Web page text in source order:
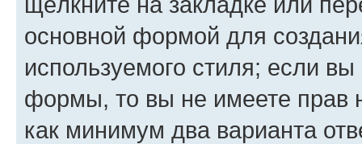
основной формой для
используемого стиля; если
формы, то вы не имеете прав
как минимум два варианта